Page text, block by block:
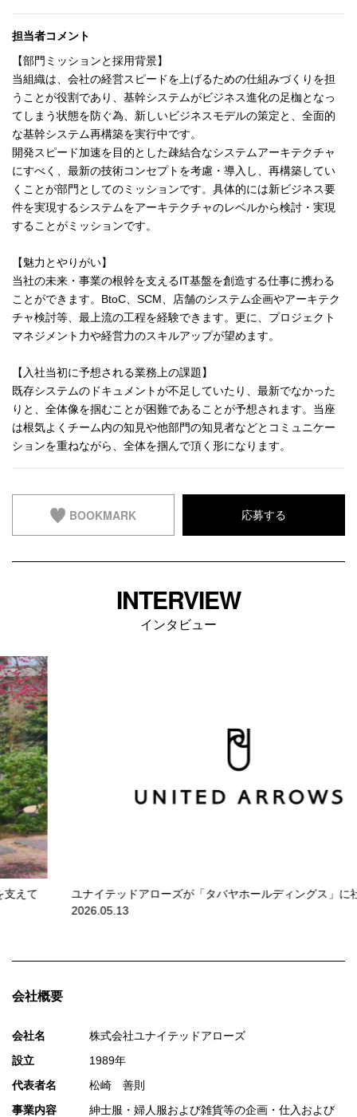
担当者コメント
【部門ミッションと採用背景】
当組織は、会社の経営スピードを上げるための仕組みづくりを担
うことが役割であり、基幹システムがビジネス進化の足枷となっ
てしまう状態を防ぐ為、新しいビジネスモデルの策定と、全面的
な基幹システム再構築を実行中です。
開発スピード加速を目的とした疎結合なシステムアーキテクチャ
にすべく、最新の技術コンセプトを考慮・導入し、再構築してい
くことが部門としてのミッションです。具体的には新ビジネス要
件を実現するシステムをアーキテクチャのレベルから検討・実現
することがミッションです。
【魅力とやりがい】
当社の未来・事業の根幹を支えるIT基盤を創造する仕事に携わる
ことができます。BtoC、SCM、店舗のシステム企画やアーキテク
チャ検討等、最上流の工程を経験できます。更に、プロジェクト
マネジメント力や経営力のスキルアップが望めます。
【入社当初に予想される業務上の課題】
既存システムのドキュメントが不足していたり、最新でなかった
りと、全体像を掴むことが困難であることが予想されます。当座
は根気よくチーム内の知見や他部門の知見者などとコミュニケー
ションを重ねながら、全体を掴んで頂く形になります。
BOOKMARK 応募する
INTERVIEW
インタビュー
ユナイテッドアローズが「タバヤホールディングス」に社名変更
会社概要
会社名
株式会社ユナイテッドアローズ
設立
1989年
代表者名
松崎 善則
事業内容
紳士服・婦人服および雑貨等の企画・仕入および